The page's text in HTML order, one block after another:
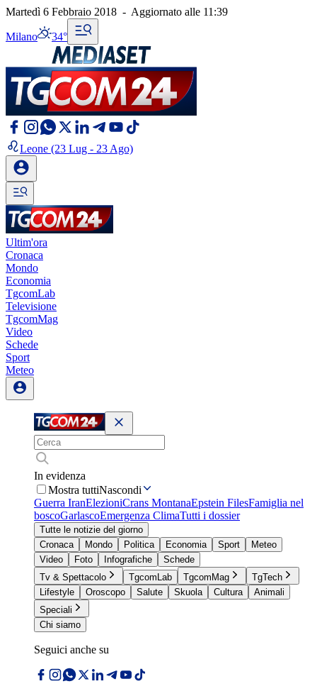
Martedì 6 Febbraio 2018 - Aggiornato alle 11:39
Milano 34°
Leone (23 Lug - 23 Ago)
Ultim'ora
Cronaca
Mondo
Economia
TgcomLab
Televisione
TgcomMag
Video
Schede
Sport
Meteo
In evidenza
Mostra tuttiNascondi
Guerra IranElezioniCrans MontanaEpstein FilesFamiglia nel
boscoGarlascoEmergenza ClimaTutti i dossier
Tutte le notizie del giorno
Cronaca
Mondo Politica Economia Sport
Meteo
Video
Foto Infografiche
Schede
Tv & Spettacolo
TgcomLab TgcomMag
TgTech
Lifestyle
Oroscopo Salute Skuola Cultura
Animali
Speciali
Chi siamo
Seguici anche su